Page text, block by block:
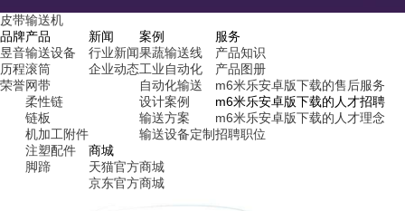
皮带输送机
品牌
昱音
历程
荣誉
产品
输送设备
滚筒
网带
柔性链
链板
机加工附件
注塑配件
脚蹄
新闻
行业新闻
企业动态
案例
果蔬输送线
工业自动化
自动化输送
设计案例
输送方案
输送设备定制
服务
产品知识
产品图册
m6米乐安卓版下载的售后服务
m6米乐安卓版下载的人才招聘
m6米乐安卓版下载的人才理念
招聘职位
商城
天猫官方商城
京东官方商城